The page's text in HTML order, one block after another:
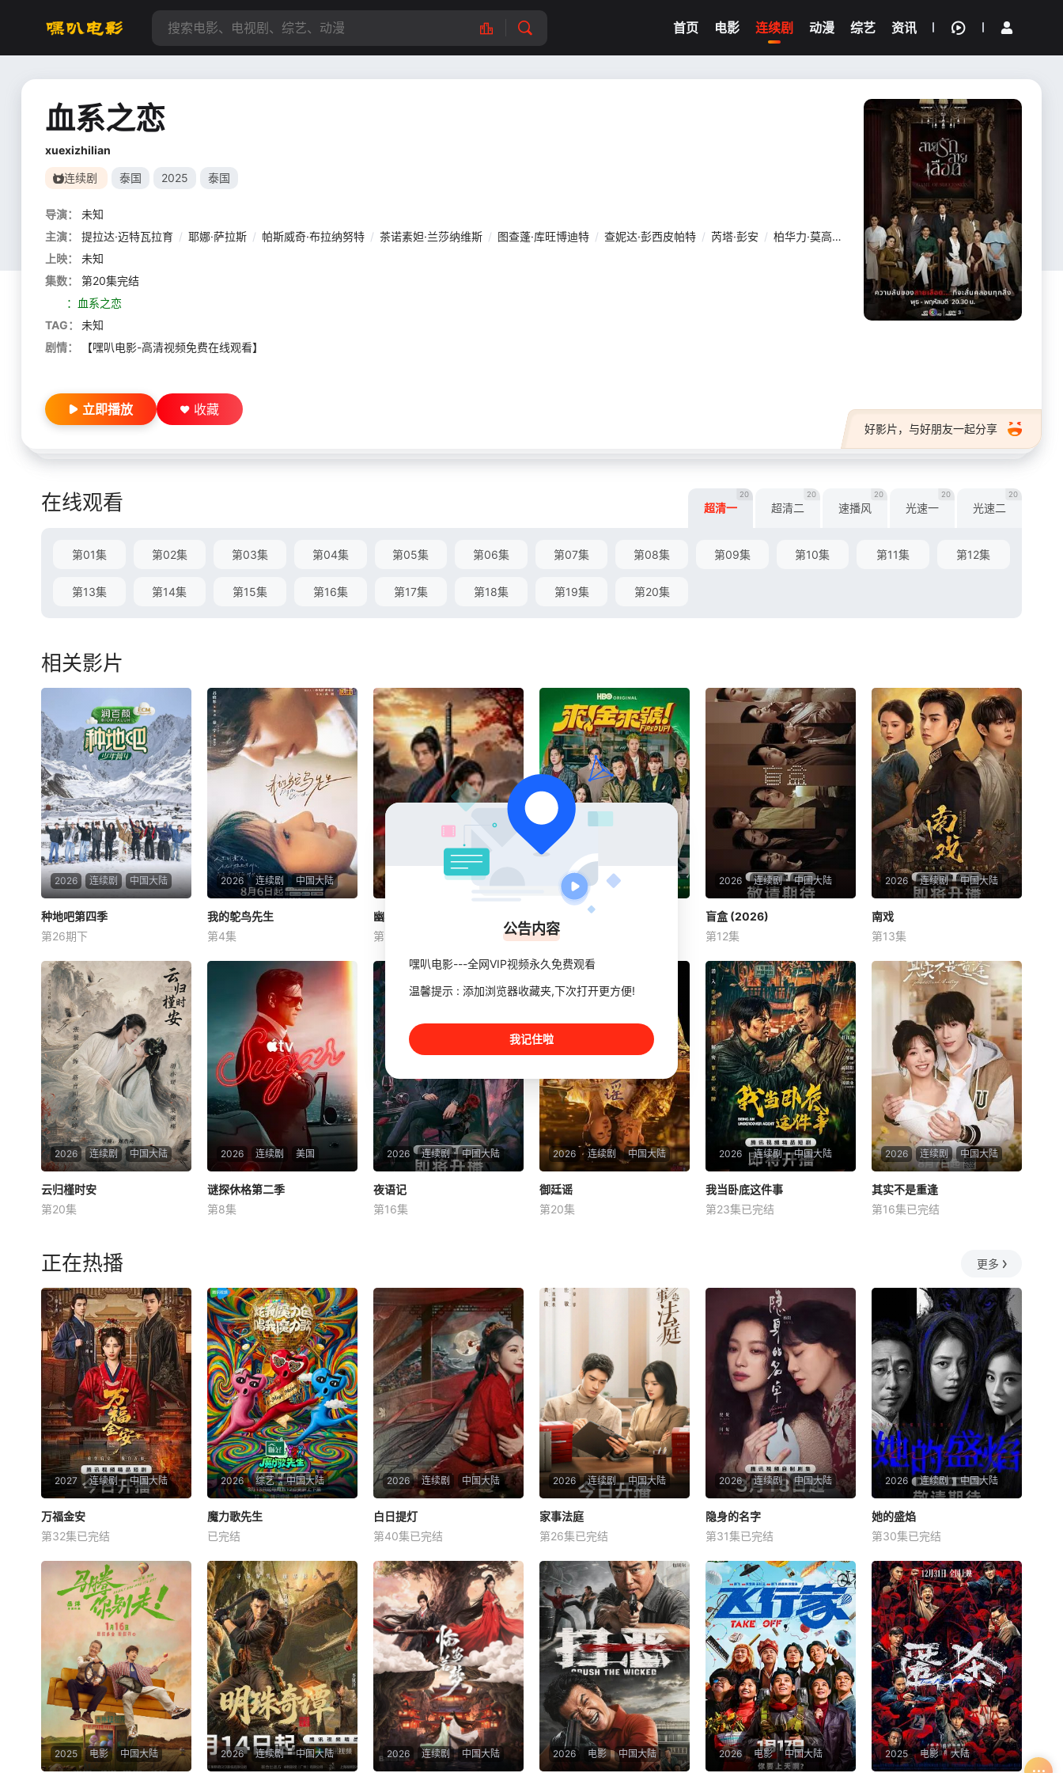
首页 电影 连续剧 动漫 综艺 资讯
血系之恋
xuexizhilian
连续剧 泰国 2025 泰国
导演：
未知
主演：
提拉达·迈特瓦拉育 / 耶娜·萨拉斯 / 帕斯威奇·布拉纳努特 / 茶诺素妲·兰莎纳维斯 / 图查蓬·库旺博迪特 / 查妮达·彭西皮帕特 / 芮塔·彭安 / 柏华力·莫高彼斯彻
上映：
未知
集数：
第20集完结
：血系之恋
TAG：
未知
剧情：
【嘿叭电影-高清视频免费在线观看】
好影片，与好朋友一起分享
立即播放 收藏
在线观看 超清一
20
超清二
20
速播风
20
光速一
20
光速二
20
第01集 第02集 第03集 第04集 第05集 第06集 第07集 第08集 第09集 第10集 第11集 第12集
第13集 第14集 第15集 第16集 第17集 第18集 第19集 第20集
相关影片
2026 连续剧 中国大陆
种地吧第四季
未知
十个勤天从后陡门出发，深入
中国最具特色的农业产区！秉
持着“见天地之广阔，解民生
之多艰”的信念，以青年之
力，担新农人之责【嘿叭电
影-热播电视剧免费在线观
看】展现真实劳作的热血与温
度，呈现当代中国农业的蓬
种地吧第四季
第26期下
2026 连续剧 中国大陆
我的鸵鸟先生
苏晓彤
本剧改编自含胭的同名小说，
讲述了邻家女孩庞倩（苏晓彤
饰）与童年时因一场意外落下
身体残缺的少年顾铭夕（何洛
洛 饰）的成长印记与深深联
结。两人在命运波折中相互救
赎、彼此成长，最终通过一本
漫画《我的螃蟹小
我的鸵鸟先生
第4集
连续剧 中国大陆
乙亥年秋，云州骤起幽冥教，
有亏之辈。太子夏无双和好兄
州剿魔，初见独孤晴即中圈
套，幸得听风阁主苏婉儿相
救。三人联手深入调查，循线
揭开惊天秘密，独孤晴乃
幽冥教主是公主
第15集已完结
2026 连续剧
来！金来号！
周兴哲
该剧讲述周路勇（周兴哲 饰）
一边努力维持家族餐厅运营的
新的高清视觉盛宴】
来！金来号！
第2集
2026 连续剧 中国大陆
盲盒 (2026)
于雯
五个相互独立，又彼此呼应的
故事——用一场精心策划的
“夏令营”完成复仇的受害者；
临终前与遗憾和解的“无用之
人”；共享同一具躯体的人格
“刮刮乐”；病床前不离不弃的
“紧急联络人”；产后抑郁中自
我摧毁的“影后
盲盒 (2026)
第12集
2026 连续剧 中国大陆
南戏
张景昀
军阀混战的民国奉城，玉佛头
离奇失窃，戏班主横尸戏台，
将冷血少帅许又安与昆曲名伶
荣筱楠推向不死不休的对立绝
境。而他们不知，对方正是自
己苦寻多年的患难“兄弟”。富
商之女江春儿，本与许又安定
有婚约，却钟情于
南戏
第13集
2026 连续剧 中国大陆
云归槿时安
张景昀
烈云峥之间曲折动人的情感，
以及他们在复杂局势中坚守初
事。通过剧中主人公在成长的
道路上，经历复杂的人物关系
和情感变化，无论命运如何捉
弄，真正的力量皆来
云归槿时安
第20集
2026 连续剧 美国
谜探休格第二季
谜探休格第二季
第8集
2026 连续剧 中国大陆
夜语记
李汶翰
家。她步步为营，周旋在各怀
心思的豪门众人间，引猎物上
钩。叶小唯的人生始于22岁的
盛夏，终于22岁的
夜语记
第16集
2026 连续剧 中国大陆
御廷谣
吴谨言
及第入翰林院的奇女子。十年
前的她被他从死人堆里救出
来，蓬头垢面口齿不清。十年
御廷谣
第20集
2026 连续剧 中国大陆
我当卧底这件事
冯雷 梓越
离奇死亡的真相。两人联手查
出诈骗团伙头目阎礼的犯罪证
据并将他交给警方，让诈骗团
伙受到了应有的惩罚
我当卧底这件事
第23集已完结
2026 连续剧 中国大陆
其实不是重逢
吴添豪 金子璇
知，他们决心各展所长创办旅
与美食为引，用真诚与创意打
动游客。尽管在创业路上笑料
百出，但他们也渐渐褪去青
涩，逐渐打响“成功旅行
其实不是重逢
第16集已完结
正在热播 更多
2027 连续剧 中国大陆
万福金安
方瑾 赵华为
皇后顾清遭害葬身火海，魂穿
为尚衣局婢女凤卿。为护妹妹
顾婉、查找真凶，她以婢女之
身周旋于一众嫔妃之间，更联
合太医弟弟顾玹智斗后宫各方
势力，于九重宫阙步步为营，
与帝王萧骆的羁绊也在交锋中
悄然重续【嘿叭电影
万福金安
第32集已完结
2026 综艺 中国大陆
魔力歌先生
李维嘉
来自各行各业、不同身份年龄
的魔力sir正式集结！进阶舞台
考核已就位，竞逐魔力歌的极
致演绎，在欢乐解压、魔力开
唱的氛围里，共同诞生年度魔
力歌先生，一段充满未知与惊
喜的音乐旅程就此开启【嘿叭
电影-高清视频
魔力歌先生
已完结
2026 连续剧 中国大陆
白日提灯
迪丽热巴 陈飞宇
改编自黎青燃小说《白日提
灯》。 天赋卓然的鬼王贺
思慕，在休
白日提灯
第40集已完结
2026 连续剧 中国大陆
家事法庭
龚俊 任敏
青年法官沈谢秩携手律师秦
睿，与舒静、胡艾溪、陈向辉
等法律同侪深入基层工作，为
人民群众解决亲子矛盾、婚姻
困境等纷繁的社会、家庭问
题；在一桩桩案件中，秉持法
律无情人有情的原则，践行初
心使命、坚守法治信仰的
家事法庭
第26集已完结
2026 连续剧 中国大陆
隐身的名字
倪妮 闫妮
本剧改编自豆瓣阅读连载小说
《隐身的名字》，作者易难
【嘿叭电影-高清视频免费在
线观看】
隐身的名字
第31集已完结
2026 连续剧 中国大陆
她的盛焰
马思纯 宁理
三年前，数学天才饶雨瓷被闺
蜜兼创业合伙人白靓靓设计构
陷，因‘药物成瘾’袭击母亲，被
家人强制送进了心康治疗中心
接受治疗，而白靓靓靠卖掉两
人创办的公司，成为历森集团
的高管。亲情、友情、爱情、
事业悉数从她的
她的盛焰
第30集已完结
2025 电影 中国大陆 2026 连续剧 中国大陆 2026 连续剧 中国大陆 2026 电影 中国大陆 2026 电影 中国大陆 2025 电影 大陆
公告内容
嘿叭电影---全网VIP视频永久免费观看
温馨提示 : 添加浏览器收藏夹,下次打开更方便!
我记住啦